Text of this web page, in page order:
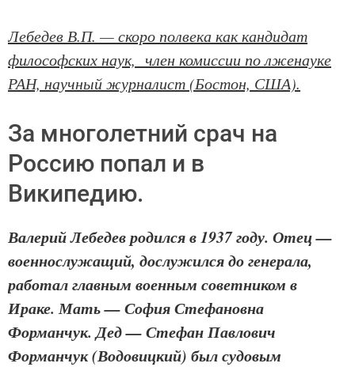
Лебедев В.П. — скоро полвека как кандидат
философских наук, член комиссии по лженауке
РАН, научный журналист (Бостон, США).
За многолетний срач на
Россию попал и в
Википедию.
Валерий Лебедев родился в 1937 году. Отец —
военнослужащий, дослужился до генерала,
работал главным военным советником в
Ираке. Мать — София Стефановна
Форманчук. Дед — Стефан Павлович
Форманчук (Водовицкий) был судовым